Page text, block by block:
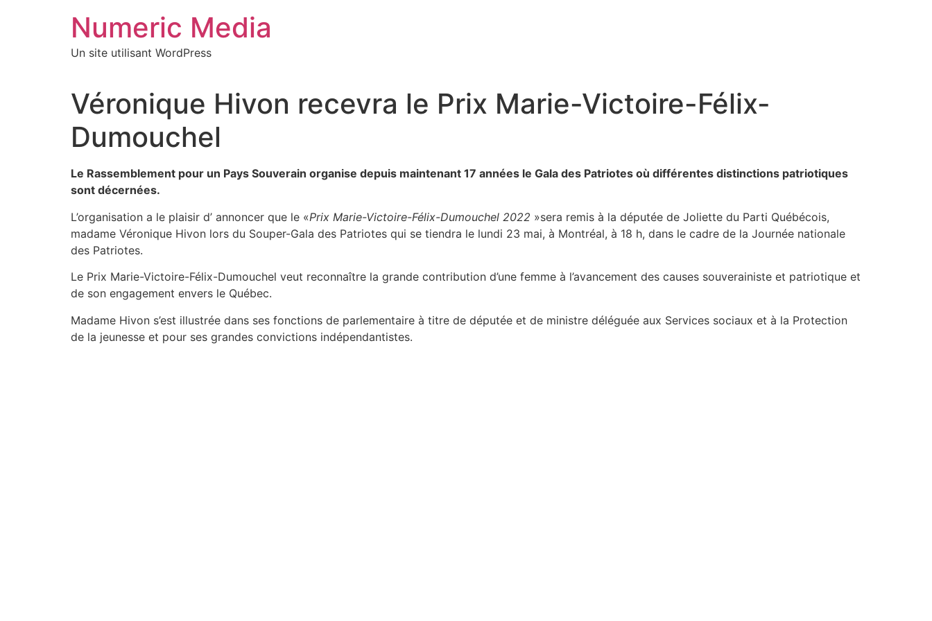
Numeric Media
Un site utilisant WordPress
Véronique Hivon recevra le Prix Marie-Victoire-Félix-
Dumouchel
Le Rassemblement pour un Pays Souverain organise depuis maintenant 17 années le Gala des Patriotes où différentes distinctions patriotiques
sont décernées.
L’organisation a le plaisir d’ annoncer que le «Prix Marie-Victoire-Félix-Dumouchel 2022 »sera remis à la députée de Joliette du Parti Québécois,
madame Véronique Hivon lors du Souper-Gala des Patriotes qui se tiendra le lundi 23 mai, à Montréal, à 18 h, dans le cadre de la Journée nationale
des Patriotes.
Le Prix Marie-Victoire-Félix-Dumouchel veut reconnaître la grande contribution d’une femme à l’avancement des causes souverainiste et patriotique et
de son engagement envers le Québec.
Madame Hivon s’est illustrée dans ses fonctions de parlementaire à titre de députée et de ministre déléguée aux Services sociaux et à la Protection
de la jeunesse et pour ses grandes convictions indépendantistes.